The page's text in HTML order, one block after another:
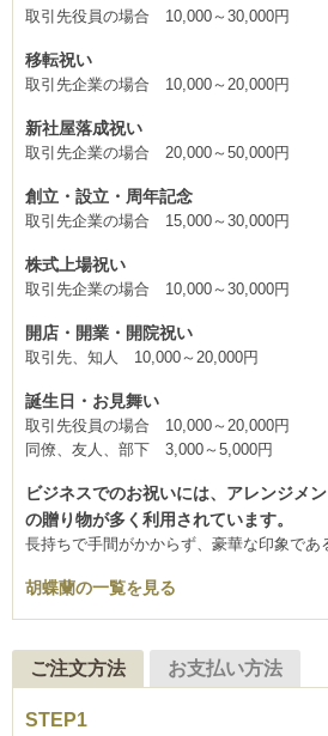
取引先役員の場合 10,000～30,000円
移転祝い
取引先企業の場合 10,000～20,000円
新社屋落成祝い
取引先企業の場合 20,000～50,000円
創立・設立・周年記念
取引先企業の場合 15,000～30,000円
株式上場祝い
取引先企業の場合 10,000～30,000円
開店・開業・開院祝い
取引先、知人 10,000～20,000円
誕生日・お見舞い
取引先役員の場合 10,000～20,000円
同僚、友人、部下 3,000～5,000円
ビジネスでのお祝いには、アレンジメ
の贈り物が多く利用されています。
長持ちで手間がかからず、豪華な印象であ
胡蝶蘭の一覧を見る
ご注文方法 お支払い方法